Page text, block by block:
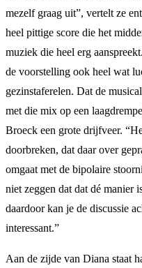
mezelf graag uit”, vertelt ze
heel pittige score die het
muziek die heel erg
de voorstelling ook heel wat
gezinstaferelen. Dat de
met die mix op een
Broeck een grote drijfveer.
doorbreken, dat daar over
omgaat met de bipolaire
niet zeggen dat dat dé manier
daardoor kan je de discussie
interessant.”
Aan de zijde van Diana staat